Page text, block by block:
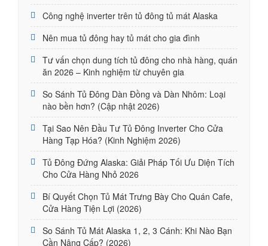
Công nghệ inverter trên tủ đông tủ mát Alaska
Nên mua tủ đông hay tủ mát cho gia đình
Tư vấn chọn dung tích tủ đông cho nhà hàng, quán
ăn 2026 – Kinh nghiệm từ chuyên gia
So Sánh Tủ Đông Dàn Đồng và Dàn Nhôm: Loại
nào bền hơn? (Cập nhật 2026)
Tại Sao Nên Đầu Tư Tủ Đông Inverter Cho Cửa
Hàng Tạp Hóa? (Kinh Nghiệm 2026)
Tủ Đông Đứng Alaska: Giải Pháp Tối Ưu Diện Tích
Cho Cửa Hàng Nhỏ 2026
Bí Quyết Chọn Tủ Mát Trưng Bày Cho Quán Cafe,
Cửa Hàng Tiện Lợi (2026)
So Sánh Tủ Mát Alaska 1, 2, 3 Cánh: Khi Nào Bạn
Cần Nâng Cấp? (2026)